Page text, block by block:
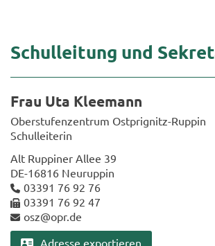
Schul­lei­tung und
Frau Uta Klee­mann
Ober­stu­fen­zen­trum Ostprignitz-​Ruppin
Schul­lei­te­rin
Alt Rup­pi­ner Allee 39
DE-​16816 Neu­rup­pin
03391 76 92 76
03391 76 92 47
osz@opr.de
Adres­se ex­por­tie­ren